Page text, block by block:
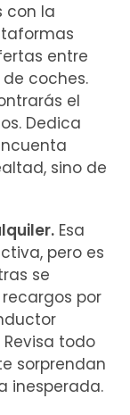
con la
entre
coches.
el
Dedica
sino de
Esa
pero es
se
por
todo
sorprendan
inesperada.